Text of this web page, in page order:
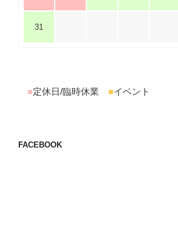
31
■定休日/臨時休業 ■イベント
FACEBOOK